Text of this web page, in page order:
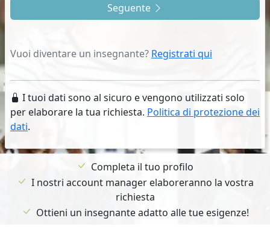
Seguente
Vuoi diventare un insegnante? Registrati qui
I tuoi dati sono al sicuro e vengono utilizzati solo
per elaborare la tua richiesta. Politica di protezione dei
dati.
Completa il tuo profilo
I nostri account manager elaboreranno la vostra
richiesta
Ottieni un insegnante adatto alle tue esigenze!